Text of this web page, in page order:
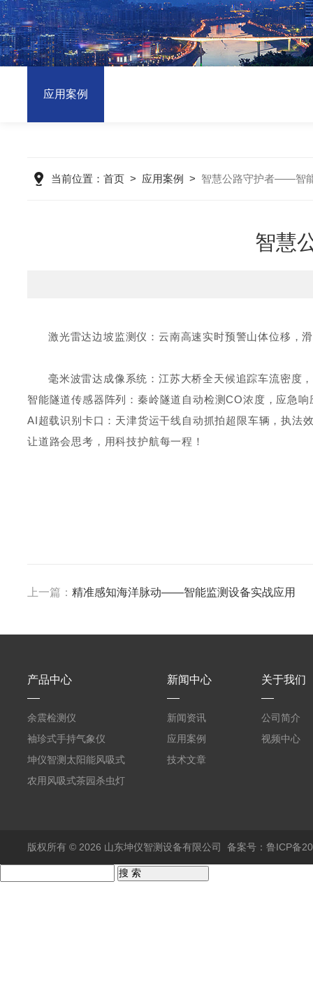
应用案例
当前位置： 首页 > 应用案例 > 智慧公路守护者——智
智慧
激光雷达边坡监测仪：云南高速实时预警山体位移，
毫米波雷达成像系统：江苏大桥全天候追踪车流密度
智能隧道传感器阵列：秦岭隧道自动检测CO浓度，应急
AI超载识别卡口：天津货运干线自动抓拍超限车辆，执法
让道路会思考，用科技护航每一程！
上一篇： 精准感知海洋脉动——智能监测设备实战应用
产品中心
余震检测仪
袖珍式手持气象仪
坤仪智测太阳能风吸式
杀虫灯
农用风吸式茶园杀虫灯
新闻中心
新闻资讯
应用案例
技术文章
关于我们
公司简介
视频中心
版权所有 © 2026 山东坤仪智测设备有限公司 备案号：鲁ICP备